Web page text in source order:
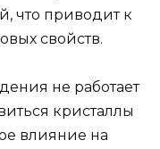
что приводит к
свойств.
не работает
кристаллы
влияние на